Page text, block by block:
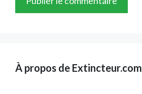
À propos de Extincteur.com